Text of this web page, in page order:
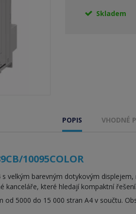
Skladem
POPIS VHODNÉ
10095COLOR
velkým barevným dotykovým
kanceláře, které hledají kompaktní řešení.
5000 do 15 000 stran A4 v součtu.